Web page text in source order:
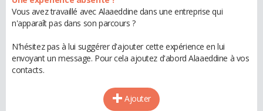
Vous avez travaillé avec Alaaeddine dans une entreprise qui
n'apparaît pas dans son parcours ?
N'hésitez pas à lui suggérer d'ajouter cette expérience en lui
envoyant un message. Pour cela ajoutez d'abord Alaaeddine à vos
contacts.
Ajouter